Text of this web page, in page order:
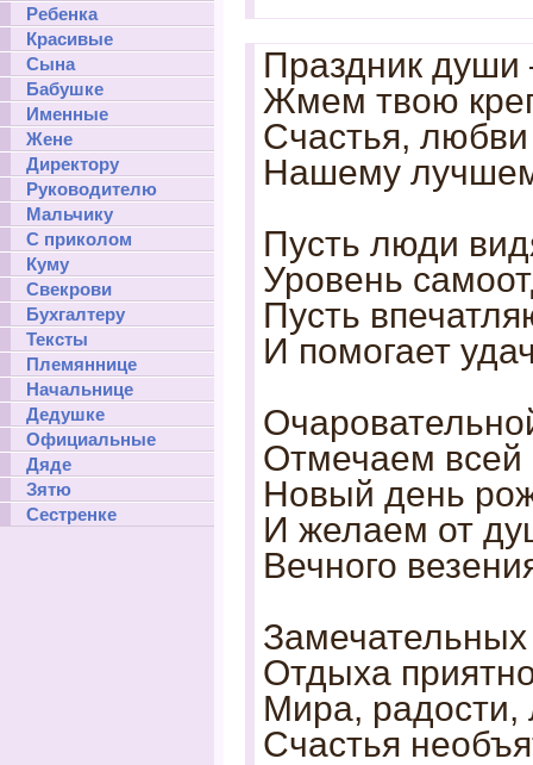
Ребенка
Красивые
Сына
Бабушке
Именные
Жене
Директору
Руководителю
Мальчику
С приколом
Куму
Свекрови
Бухгалтеру
Тексты
Племяннице
Начальнице
Дедушке
Официальные
Дяде
Зятю
Сестренке
Праздник
Жмем твою
Счастья,
Нашему
Пусть люди
Уровень
Пусть
И помогает
Отмечаем всей
Новый день
И желаем от
Вечного
Отдыха
Мира, радости,
Счастья